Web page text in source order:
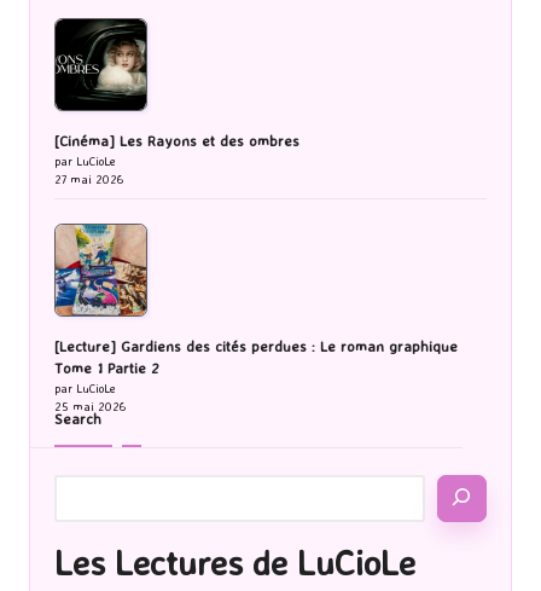
[Cinéma] Les Rayons et des ombres
par LuCioLe
27 mai 2026
[Lecture] Gardiens des cités perdues : Le roman graphique
Tome 1 Partie 2
par LuCioLe
25 mai 2026
Search
Les Lectures de LuCioLe